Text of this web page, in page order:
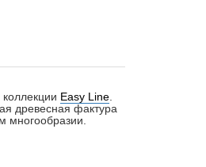
Easy Line
древесная фактура
многообразии.